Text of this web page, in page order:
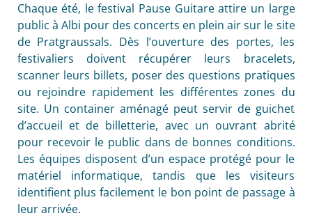
Chaque été, le festival Pause Guitare attire un large
public à Albi pour des concerts en plein air sur le site
de Pratgraussals. Dès l’ouverture des portes, les
festivaliers doivent récupérer leurs bracelets,
scanner leurs billets, poser des questions pratiques
ou rejoindre rapidement les différentes zones du
site. Un container aménagé peut servir de guichet
d’accueil et de billetterie, avec un ouvrant abrité
pour recevoir le public dans de bonnes conditions.
Les équipes disposent d’un espace protégé pour le
matériel informatique, tandis que les visiteurs
identifient plus facilement le bon point de passage à
leur arrivée.